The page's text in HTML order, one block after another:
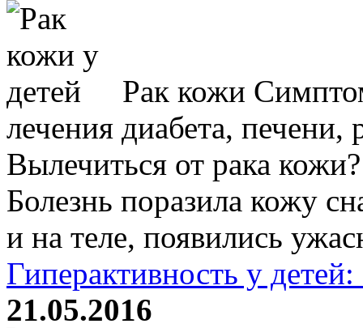
Рак кожи
лечения диабета,
Вылечиться от рака
Болезнь поразила кожу
и на теле, появились
Гиперактивность у
21.05.2016